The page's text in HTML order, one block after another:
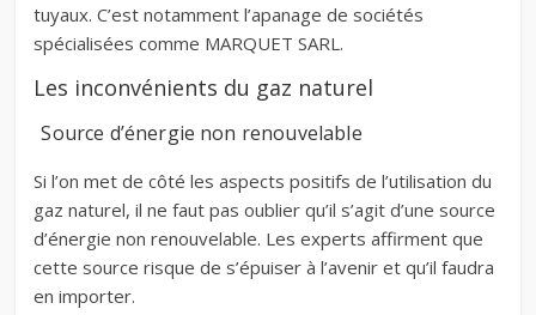
tuyaux. C’est notamment l’apanage de sociétés
spécialisées comme MARQUET SARL.
Les inconvénients du gaz naturel
Source d’énergie non renouvelable
Si l’on met de côté les aspects positifs de l’utilisation du
gaz naturel, il ne faut pas oublier qu’il s’agit d’une source
d’énergie non renouvelable. Les experts affirment que
cette source risque de s’épuiser à l’avenir et qu’il faudra
en importer.